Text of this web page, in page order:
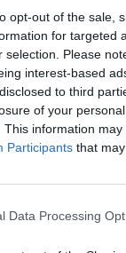
opt-out of the sale,
for targeted
selection. Please
interest-based
to third
of your
This information
Participants that
Data Processing
e
marcia
di domenica
di 100 euro e
colazione